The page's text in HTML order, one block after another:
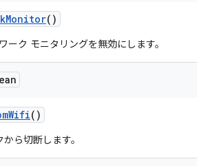
Monitor()
ーク モニタリングを無効にします。
Wifi()
ら切断します。